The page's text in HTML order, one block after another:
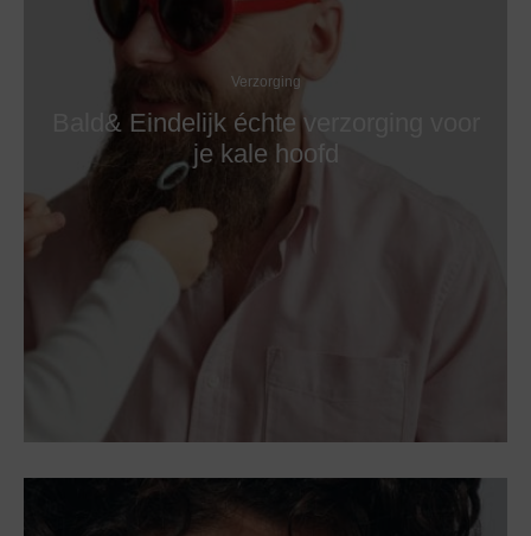
Verzorging
Bald& Eindelijk échte verzorging voor
je kale hoofd